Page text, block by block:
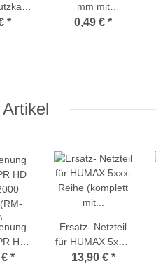
*
mm mit
Gummidichtring
0,49 € *
HD
*
Ersatz- Netzteil
für HUMAX 5xxx-
Reihe (komplett
13,90 € *